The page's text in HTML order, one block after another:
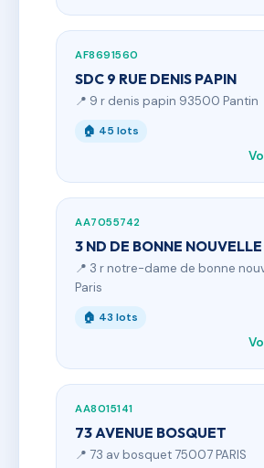
AF8691560
SDC 9 RUE DENIS PAPIN
📍 9 r denis papin 93500 Pantin
🏠 45 lots
AA7055742
3 ND DE BONNE NOUVELLE
📍 3 r notre-dame de bonne
Paris
🏠 43 lots
AA8015141
73 AVENUE BOSQUET
📍 73 av bosquet 75007 PARIS